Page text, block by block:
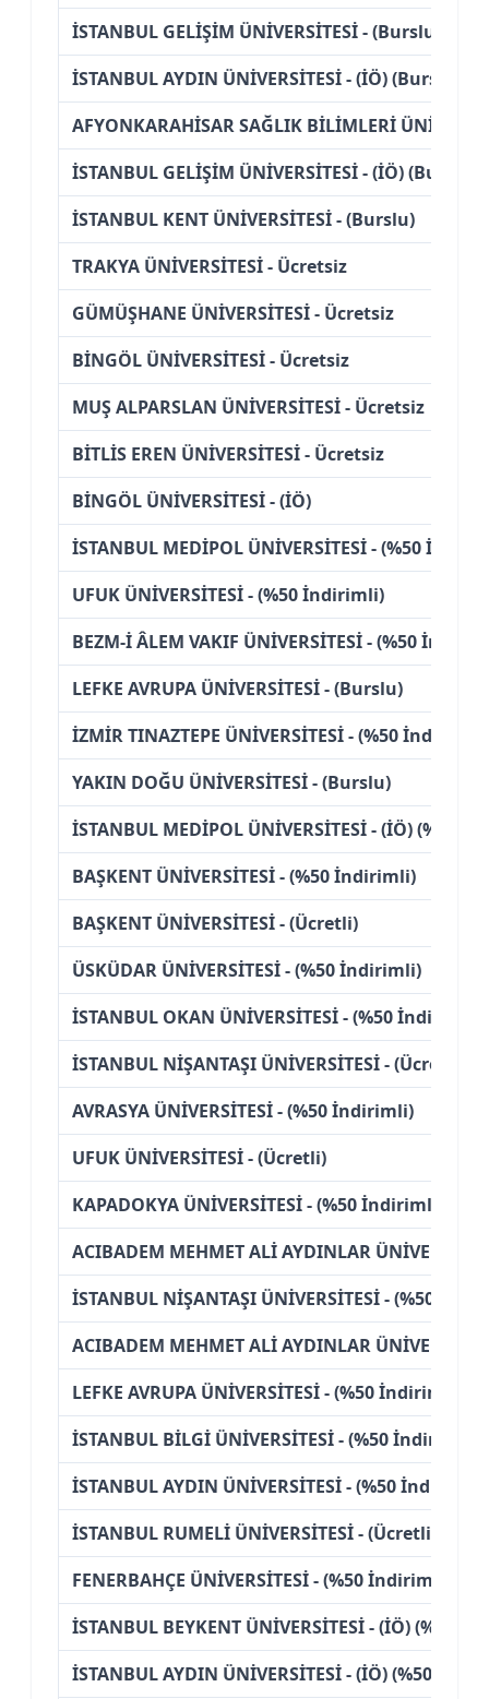
İSTANBUL GELİŞİM ÜNİVERSİTESİ - (Burslu)
İSTANBUL AYDIN ÜNİVERSİTESİ - (İÖ) (Burslu)
AFYONKARAHİSAR SAĞLIK BİLİMLERİ
İSTANBUL GELİŞİM ÜNİVERSİTESİ - (İÖ) (Burslu)
İSTANBUL KENT ÜNİVERSİTESİ - (Burslu)
TRAKYA ÜNİVERSİTESİ - Ücretsiz
GÜMÜŞHANE ÜNİVERSİTESİ - Ücretsiz
BİNGÖL ÜNİVERSİTESİ - Ücretsiz
MUŞ ALPARSLAN ÜNİVERSİTESİ - Ücretsiz
BİTLİS EREN ÜNİVERSİTESİ - Ücretsiz
BİNGÖL ÜNİVERSİTESİ - (İÖ)
İSTANBUL MEDİPOL ÜNİVERSİTESİ - (%50
UFUK ÜNİVERSİTESİ - (%50 İndirimli)
BEZM-İ ÂLEM VAKIF ÜNİVERSİTESİ - (%50
LEFKE AVRUPA ÜNİVERSİTESİ - (Burslu)
İZMİR TINAZTEPE ÜNİVERSİTESİ - (%50 İndirimli)
YAKIN DOĞU ÜNİVERSİTESİ - (Burslu)
İSTANBUL MEDİPOL ÜNİVERSİTESİ - (İÖ) (%50
BAŞKENT ÜNİVERSİTESİ - (%50 İndirimli)
BAŞKENT ÜNİVERSİTESİ - (Ücretli)
ÜSKÜDAR ÜNİVERSİTESİ - (%50 İndirimli)
İSTANBUL OKAN ÜNİVERSİTESİ - (%50 İndirimli)
İSTANBUL NİŞANTAŞI ÜNİVERSİTESİ - (Ücretli)
AVRASYA ÜNİVERSİTESİ - (%50 İndirimli)
UFUK ÜNİVERSİTESİ - (Ücretli)
KAPADOKYA ÜNİVERSİTESİ - (%50 İndirimli)
ACIBADEM MEHMET ALİ AYDINLAR
İSTANBUL NİŞANTAŞI ÜNİVERSİTESİ - (%50
ACIBADEM MEHMET ALİ AYDINLAR
LEFKE AVRUPA ÜNİVERSİTESİ - (%50 İndirimli)
İSTANBUL BİLGİ ÜNİVERSİTESİ - (%50 İndirimli)
İSTANBUL AYDIN ÜNİVERSİTESİ - (%50 İndirimli)
İSTANBUL RUMELİ ÜNİVERSİTESİ - (Ücretli)
FENERBAHÇE ÜNİVERSİTESİ - (%50 İndirimli)
İSTANBUL BEYKENT ÜNİVERSİTESİ - (İÖ) (%50
İSTANBUL AYDIN ÜNİVERSİTESİ - (İÖ) (%50